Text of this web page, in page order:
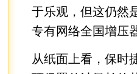
于乐观，但这仍然
专有网络全国增压
从纸面上看，保时